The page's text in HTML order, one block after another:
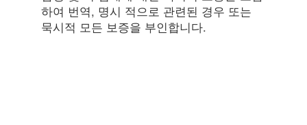
하여 번역, 명시 적으로 관련된 경우 또는
묵시적 모든 보증을 부인합니다.